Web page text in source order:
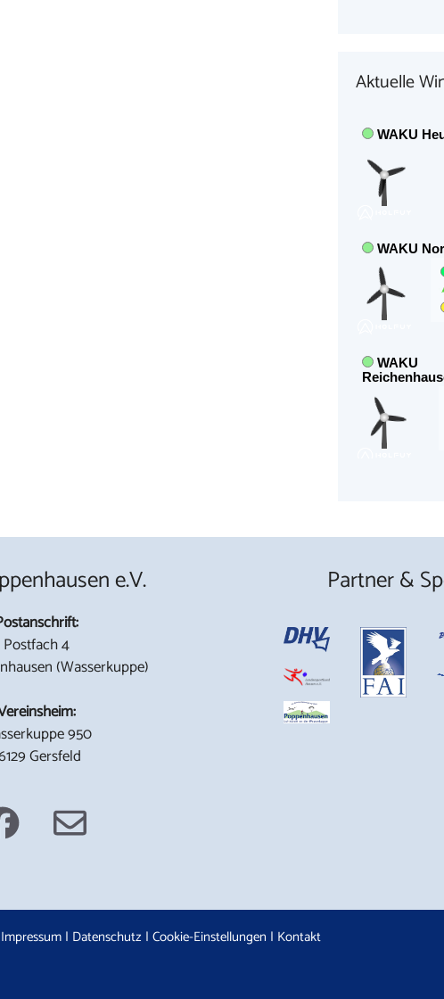
Aktuelle
e.V.
Postfach 4
(Wasserkuppe)
950
Gersfeld
Partner &
Impressum| Datenschutz | Cookie-Einstellungen | Kontakt